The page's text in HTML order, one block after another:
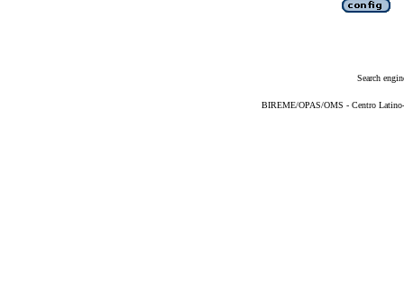
Search
BIREME/OPAS/OMS - Centro Latino-